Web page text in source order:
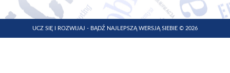
UCZ SIĘ I ROZWIJAJ - BĄDŹ NAJLEPSZĄ WERSJĄ SIEBIE © 2026